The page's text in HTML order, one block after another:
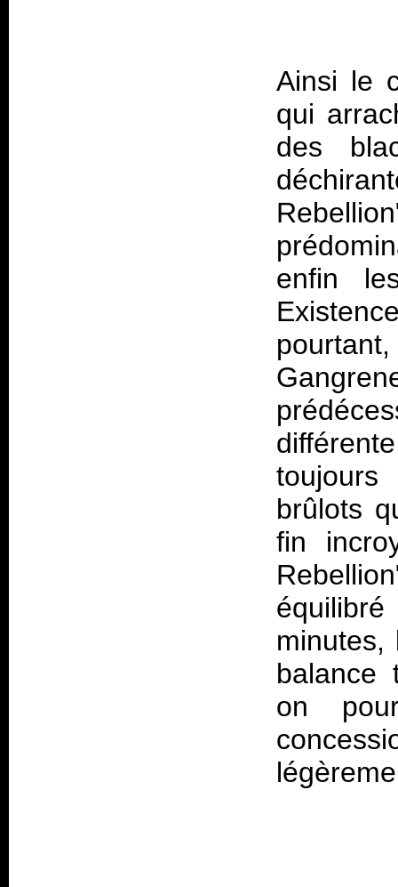
Ainsi le
qui
des
enfin
brûlots
fin
balance
on